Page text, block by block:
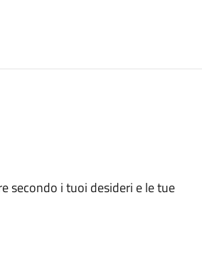
secondo i tuoi desideri e le tue